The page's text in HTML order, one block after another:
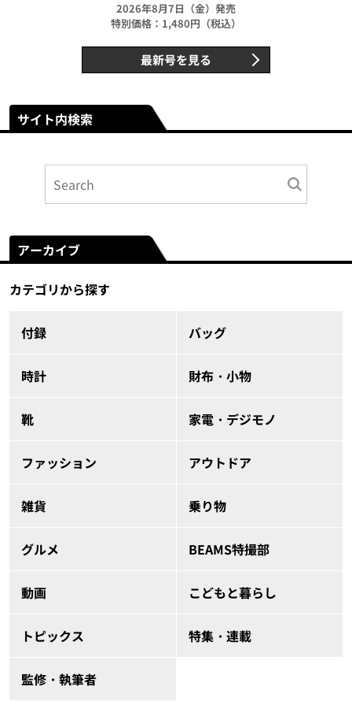
2026年8月7日（金）発売
特別価格：1,480円（税込）
最新号を見る
サイト内検索
アーカイブ
カテゴリから探す
付録 バッグ
時計 財布・小物
靴 家電・デジモノ
ファッション アウトドア
雑貨 乗り物
グルメ BEAMS特撮部
動画 こどもと暮らし
トピックス 特集・連載
監修・執筆者